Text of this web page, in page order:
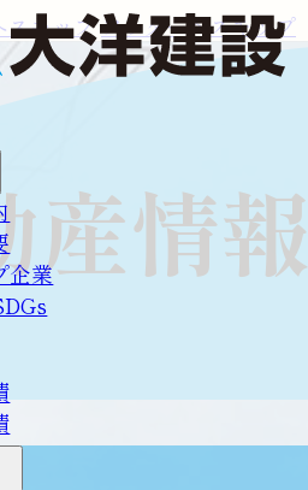
スキップフッターへスキップ
企業産情報